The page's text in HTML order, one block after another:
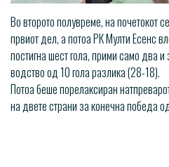
Во второто полувреме, на почетокот
првиот дел, а потоа РК Мулти Есенс
постигна шест гола, прими само два
водство од 10 гола разлика (28-18).
Потоа беше порелаксиран
на двете страни за конечна победа